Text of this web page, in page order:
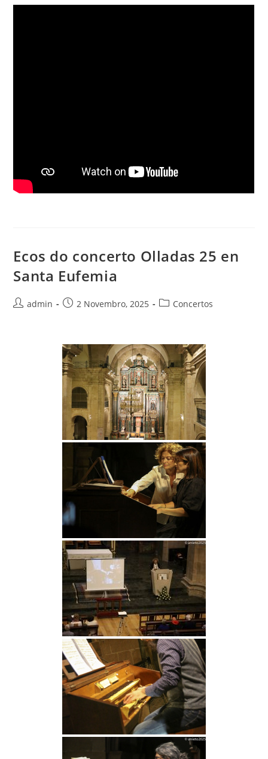
entrada:
entrada:
entrada:
Ecos do concerto Olladas 25 en
Santa Eufemia
Autoradmin
Publicación
2 Novembro, 2025
Categoría
Concertos